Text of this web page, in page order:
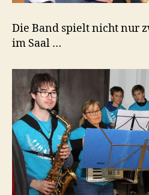
Die Band spielt nicht nur
im Saal …